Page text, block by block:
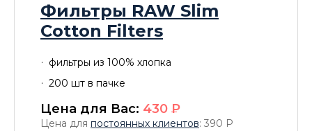
Фильтры RAW Slim
Cotton Filters
фильтры из 100% хлопка
200 шт в пачке
Цена для Вас: 430 P
Цена для постоянных клиентов: 390 P